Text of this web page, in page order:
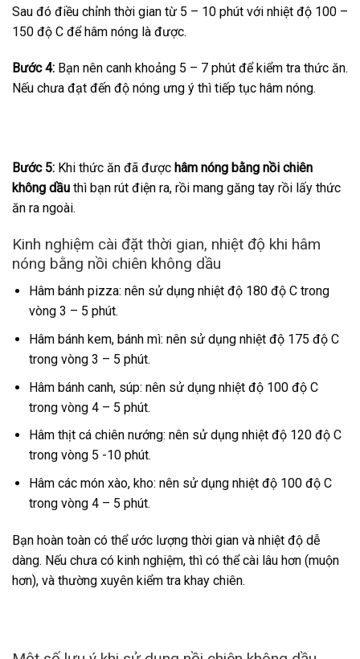
Sau đó điều chỉnh thời gian từ 5 – 10 phút với nhiệt độ 100 –
150 độ C để hâm nóng là được.
Bước 4: Bạn nên canh khoảng 5 – 7 phút để kiểm tra thức ăn.
Nếu chưa đạt đến độ nóng ưng ý thì tiếp tục hâm nóng.
Bước 5: Khi thức ăn đã được hâm nóng bằng nồi chiên
không dầu thì bạn rút điện ra, rồi mang găng tay rồi lấy thức
ăn ra ngoài.
Kinh nghiệm cài đặt thời gian, nhiệt độ khi hâm
nóng bằng nồi chiên không dầu
Hâm bánh pizza: nên sử dụng nhiệt độ 180 độ C trong
vòng 3 – 5 phút.
Hâm bánh kem, bánh mì: nên sử dụng nhiệt độ 175 độ C
trong vòng 3 – 5 phút.
Hâm bánh canh, súp: nên sử dụng nhiệt độ 100 độ C
trong vòng 4 – 5 phút.
Hâm thịt cá chiên nướng: nên sử dụng nhiệt độ 120 độ C
trong vòng 5 -10 phút.
Hâm các món xào, kho: nên sử dụng nhiệt độ 100 độ C
trong vòng 4 – 5 phút.
Bạn hoàn toàn có thể ước lượng thời gian và nhiệt độ dễ
dàng. Nếu chưa có kinh nghiệm, thì có thể cài lâu hơn (muộn
hơn), và thường xuyên kiểm tra khay chiên.